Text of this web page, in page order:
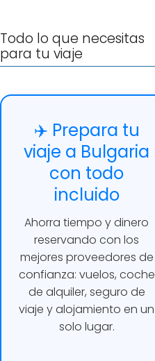
Todo lo que necesitas
para tu viaje
✈️ Prepara tu
viaje a Bulgaria
con todo
incluido
Ahorra tiempo y dinero
reservando con los
mejores proveedores de
confianza: vuelos, coche
de alquiler, seguro de
viaje y alojamiento en un
solo lugar.